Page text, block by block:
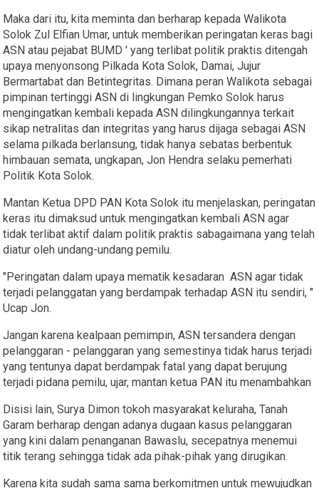
Maka dari itu, kita meminta dan berharap kepada Walikota
Solok Zul Elfian Umar, untuk memberikan peringatan keras bagi
ASN atau pejabat BUMD ' yang terlibat politik praktis ditengah
upaya menyonsong Pilkada Kota Solok, Damai, Jujur
Bermartabat dan Betintegritas. Dimana peran Walikota sebagai
pimpinan tertinggi ASN di lingkungan Pemko Solok harus
mengingatkan kembali kepada ASN dilingkungannya terkait
sikap netralitas dan integritas yang harus dijaga sebagai ASN
selama pilkada berlansung, tidak hanya sebatas berbentuk
himbauan semata, ungkapan, Jon Hendra selaku pemerhati
Politik Kota Solok.
Mantan Ketua DPD PAN Kota Solok itu menjelaskan, peringatan
keras itu dimaksud untuk mengingatkan kembali ASN agar
tidak terlibat aktif dalam politik praktis sabagaimana yang telah
diatur oleh undang-undang pemilu.
"Peringatan dalam upaya mematik kesadaran ASN agar tidak
terjadi pelanggatan yang berdampak terhadap ASN itu sendiri, "
Ucap Jon.
Jangan karena kealpaan pemimpin, ASN tersandera dengan
pelanggaran - pelanggaran yang semestinya tidak harus terjadi
yang tentunya dapat berdampak fatal yang dapat berujung
terjadi pidana pemilu, ujar, mantan ketua PAN itu menambahkan
Disisi lain, Surya Dimon tokoh masyarakat keluraha, Tanah
Garam berharap dengan adanya dugaan kasus pelanggaran
yang kini dalam penanganan Bawaslu, secepatnya menemui
titik terang sehingga tidak ada pihak-pihak yang dirugikan.
Karena kita sudah sama sama berkomitmen untuk mewujudkan